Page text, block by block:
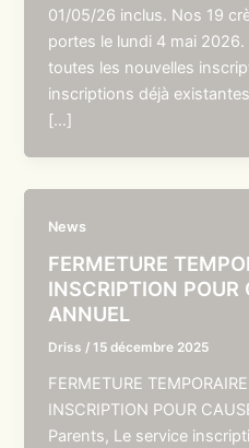
01/05/26 inclus. Nos 19
portes le lundi 4 mai
toutes les nouvelles
inscriptions déjà
[…]
News
FERMETURE
INSCRIPTION POUR
ANNUEL
Driss /15 décembre 2025
FERMETURE
INSCRIPTION POUR
Parents, Le service